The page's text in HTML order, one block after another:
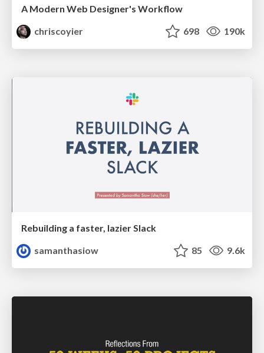
A Modern Web Designer's Workflow
chriscoyier
698 190k
Rebuilding a faster, lazier Slack
samanthasiow
85 9.6k